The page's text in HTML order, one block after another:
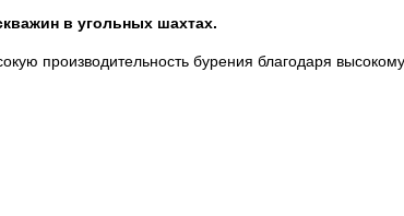
в угольных шахтах.
производительность бурения благодаря